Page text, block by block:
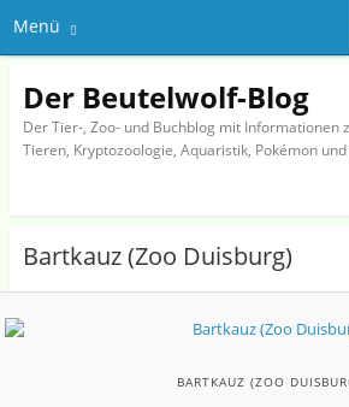
Menü
Der Beutelwolf-Blog
Der Tier-, Zoo- und Buchblog mit Informationen
Tieren, Kryptozoologie, Aquaristik, Pokémon
Bartkauz (Zoo Duisburg)
BARTKAUZ (ZOO